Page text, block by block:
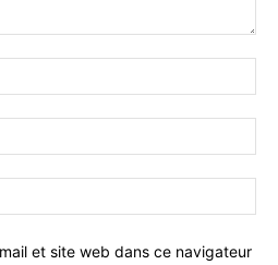
et site web dans ce navigateur